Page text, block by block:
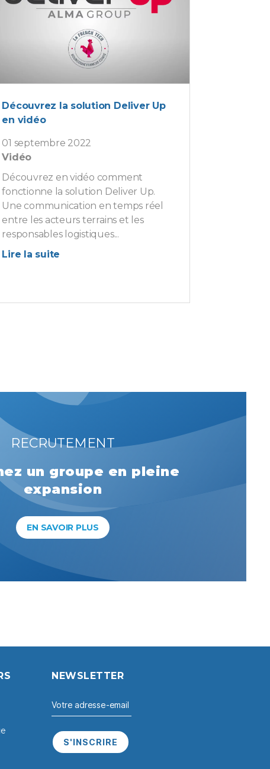
Découvrez la solution Deliver Up
en vidéo
01 septembre 2022
Vidéo
Découvrez en vidéo comment
fonctionne la solution Deliver Up.
Une communication en temps réel
entre les acteurs terrains et les
responsables logistiques...
Lire la suite
RECRUTEMENT
un groupe en pleine
expansion
EN SAVOIR PLUS
NEWSLETTER